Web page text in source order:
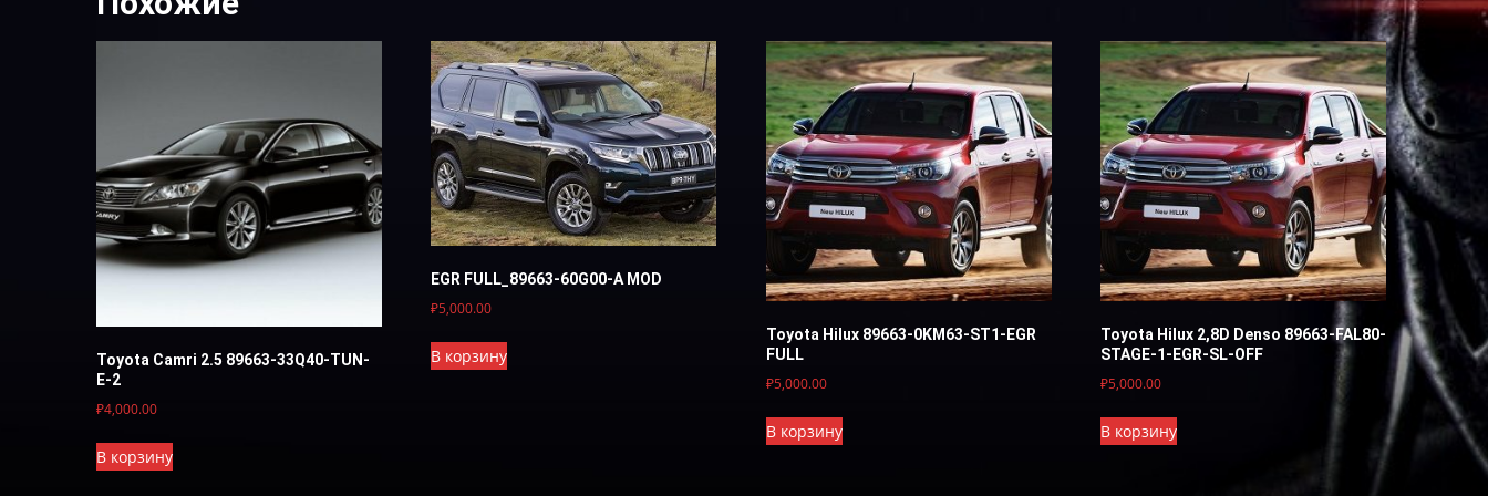
Toyota Camri 2.5 89663-33Q40-TUN-
Е-2
₽4,000.00
В корзину
EGR FULL_89663-60G00-A MOD
₽5,000.00
В корзину
Toyota Hilux 89663-0KM63-ST1-EGR
FULL
₽5,000.00
В корзину
Toyota Hilux 2,8D Denso 89663-FAL80-
STAGE-1-EGR-SL-OFF
₽5,000.00
В корзину